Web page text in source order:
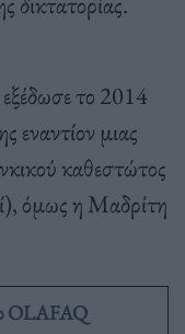
το 2014
εναντίον μιας
καθεστώτος
όμως η Μαδρίτη
OLAFAQ